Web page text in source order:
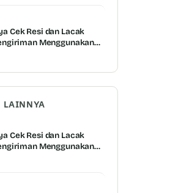
Cek Resi dan Lacak
Menggunakan
Keunggulannya
LAINNYA
Cek Resi dan Lacak
Menggunakan
Keunggulannya